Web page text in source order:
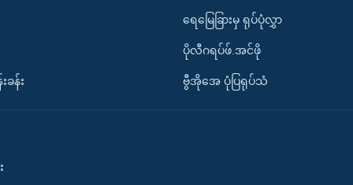
ခန်း
ရေမြေခြားမှ ရုပ်ပုံလွှာ
ပိုလီဂရပ်ဖ်.အင်ဖို
ဗွီအိုအေ ပုံပြရုပ်သံ